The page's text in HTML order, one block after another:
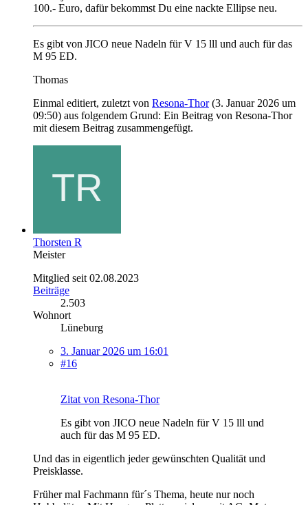
100.- Euro, dafür bekommst Du eine nackte Ellipse neu.
Es gibt von JICO neue Nadeln für V 15 lll und auch für das
M 95 ED.
Thomas
Einmal editiert, zuletzt von Resona-Thor(3. Januar 2026 um
09:50) aus folgendem Grund: Ein Beitrag von Resona-Thor
mit diesem Beitrag zusammengefügt.
Thorsten R
Meister
Mitglied seit 02.08.2023
Beiträge
2.503
Wohnort
Lüneburg
3. Januar 2026 um 16:01
#16
Zitat von Resona-Thor
Es gibt von JICO neue Nadeln für V 15 lll und
auch für das M 95 ED.
Und das in eigentlich jeder gewünschten Qualität und
Preisklasse.
Früher mal Fachmann für´s Thema, heute nur noch